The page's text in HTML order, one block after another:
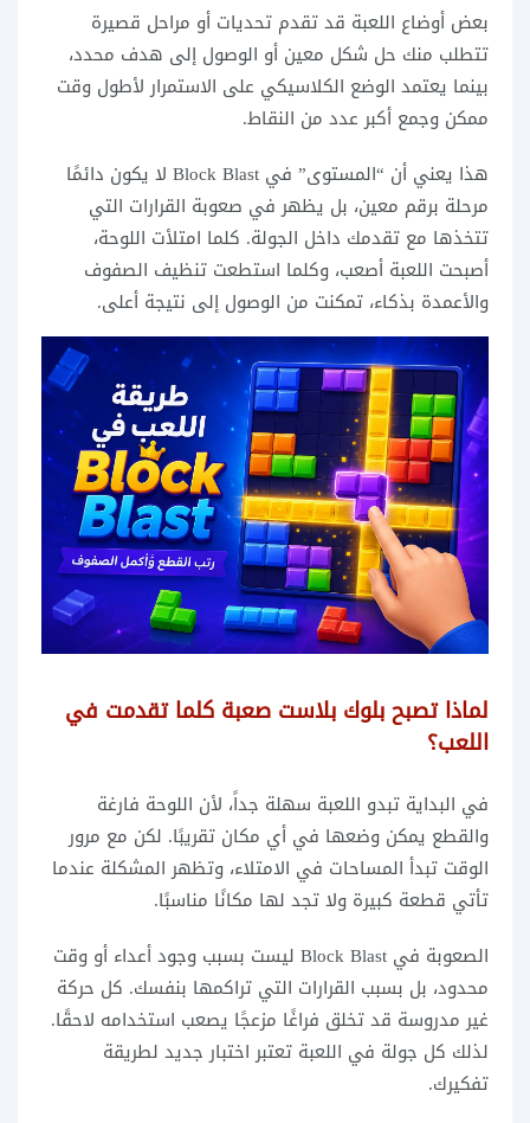
بعض أوضاع اللعبة قد تقدم تحديات أو مراحل قصيرة
تتطلب منك حل شكل معين أو الوصول إلى هدف محدد،
بينما يعتمد الوضع الكلاسيكي على الاستمرار لأطول وقت
ممكن وجمع أكبر عدد من النقاط.
هذا يعني أن “المستوى” في Block Blast لا يكون دائمًا
مرحلة برقم معين، بل يظهر في صعوبة القرارات التي
تتخذها مع تقدمك داخل الجولة. كلما امتلأت اللوحة،
أصبحت اللعبة أصعب، وكلما استطعت تنظيف الصفوف
والأعمدة بذكاء، تمكنت من الوصول إلى نتيجة أعلى.
لماذا تصبح بلوك بلاست صعبة كلما تقدمت في
اللعب؟
في البداية تبدو اللعبة سهلة جداً، لأن اللوحة فارغة
والقطع يمكن وضعها في أي مكان تقريبًا. لكن مع مرور
الوقت تبدأ المساحات في الامتلاء، وتظهر المشكلة عندما
تأتي قطعة كبيرة ولا تجد لها مكانًا مناسبًا.
الصعوبة في Block Blast ليست بسبب وجود أعداء أو وقت
محدود، بل بسبب القرارات التي تراكمها بنفسك. كل حركة
غير مدروسة قد تخلق فراغًا مزعجًا يصعب استخدامه لاحقًا.
لذلك كل جولة في اللعبة تعتبر اختبار جديد لطريقة
تفكيرك.